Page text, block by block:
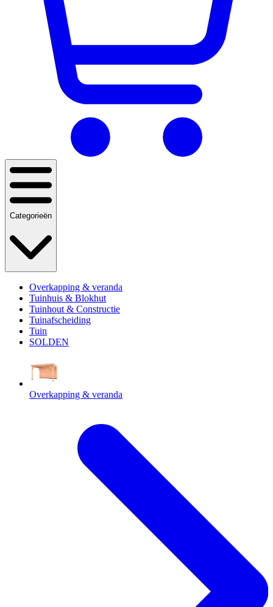
Categorieën
Overkapping & veranda
Tuinhuis & Blokhut
Tuinhout & Constructie
Tuinafscheiding
Tuin
SOLDEN
Overkapping & veranda